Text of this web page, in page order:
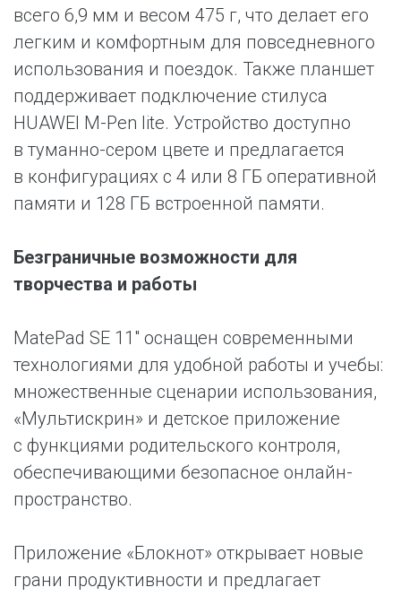
всего 6,9 мм и весом 475 г, что делает его
легким и комфортным для повседневного
использования и поездок. Также планшет
поддерживает подключение стилуса
HUAWEI M-Pen lite. Устройство доступно
в туманно-сером цвете и предлагается
в конфигурациях с 4 или 8 ГБ оперативной
памяти и 128 ГБ встроенной памяти.
Безграничные возможности для
творчества и работы
MatePad SE 11″ оснащен современными
технологиями для удобной работы и учебы:
множественные сценарии использования,
«Мультискрин» и детское приложение
с функциями родительского контроля,
обеспечивающими безопасное онлайн-
пространство.
Приложение «Блокнот» открывает новые
грани продуктивности и предлагает